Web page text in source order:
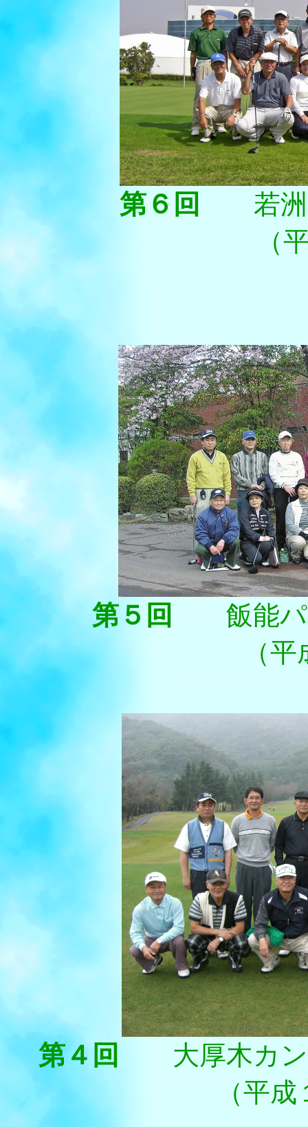
第６回
若
（平成１
第５回
飯能
（平成１
第４回
大厚木カ
（平成１８